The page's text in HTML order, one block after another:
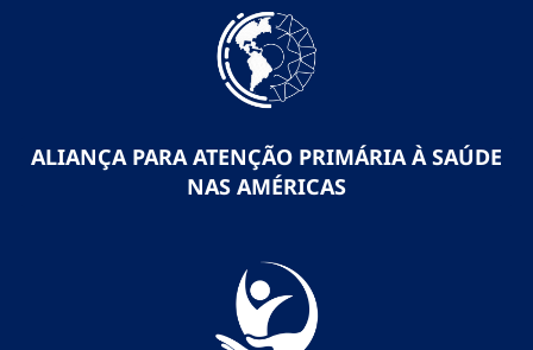
ALIANÇA PARA ATENÇÃO PRIMÁRIA À SAÚDE
NAS AMÉRICAS